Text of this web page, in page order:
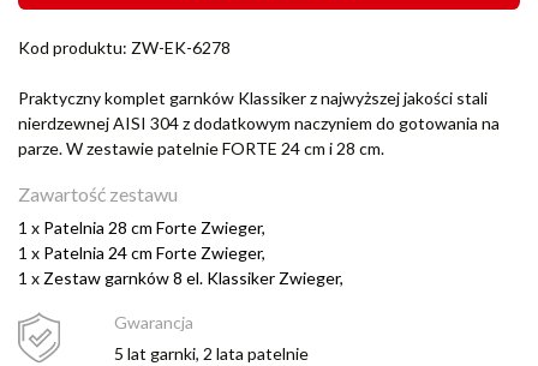
Kod produktu: ZW-EK-6278
Praktyczny komplet garnków Klassiker z najwyższej jakości stali
nierdzewnej AISI 304 z dodatkowym naczyniem do gotowania na
parze. W zestawie patelnie FORTE 24 cm i 28 cm.
Zawartość zestawu
1 x Patelnia 28 cm Forte Zwieger,
1 x Patelnia 24 cm Forte Zwieger,
1 x Zestaw garnków 8 el. Klassiker Zwieger,
Gwarancja
5 lat garnki, 2 lata patelnie